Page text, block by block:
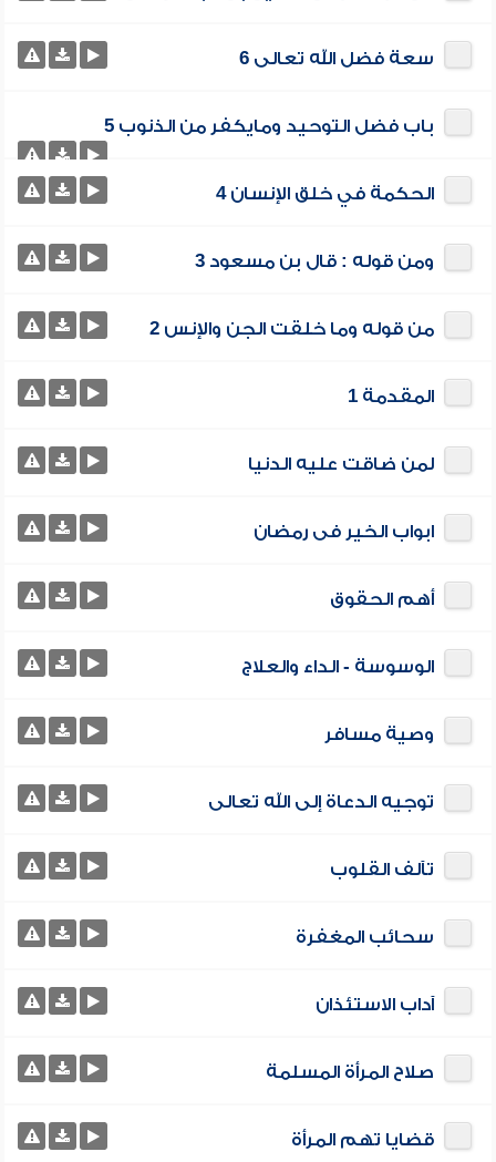
سعة فضل الله تعالى 6
باب فضل التوحيد ومايكفر من الذنوب 5
الحكمة في خلق الإنسان 4
ومن قوله : قال بن مسعود 3
من قوله وما خلقت الجن والإنس 2
المقدمة 1
لمن ضاقت عليه الدنيا
ابواب الخير فى رمضان
أهم الحقوق
الوسوسة - الداء والعلاج
وصية مسافر
توجيه الدعاة إلى الله تعالى
تآلف القلوب
سحائب المغفرة
آداب الاستئذان
صلاح المرأة المسلمة
قضايا تهم المرأة